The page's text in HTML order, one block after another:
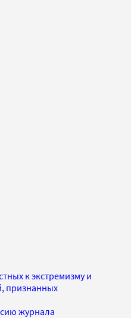
к экстремизму и
признанных
журнала